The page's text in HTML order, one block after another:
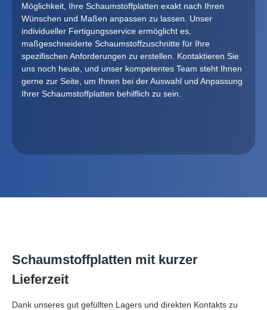
Möglichkeit, Ihre Schaumstoffplatten exakt nach Ihren
Wünschen und Maßen anpassen zu lassen. Unser
individueller Fertigungsservice ermöglicht es,
maßgeschneiderte Schaumstoffzuschnitte für Ihre
spezifischen Anforderungen zu erstellen. Kontaktieren Sie
uns noch heute, und unser kompetentes Team steht Ihnen
gerne zur Seite, um Ihnen bei der Auswahl und Anpassung
Ihrer Schaumstoffplatten behilflich zu sein.
Schaumstoffplatten mit kurzer
Lieferzeit
Dank unseres gut gefüllten Lagers und direkten Kontakts zu